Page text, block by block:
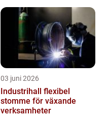
03 juni 2026
Industrihall flexibel
stomme för växande
verksamheter